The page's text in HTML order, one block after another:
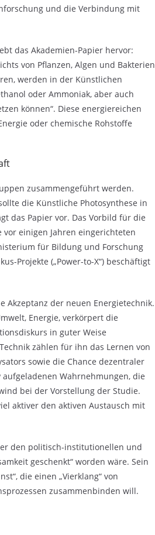
und die Verbindung mit
das Akademien-Papier hervor:
von Pflanzen, Algen und Bakterien
werden in der Künstlichen
oder Ammoniak, aber auch
können“. Diese energiereichen
oder chemische Rohstoffe
zusammengeführt werden.
die Künstliche Photosynthese in
das Papier vor. Das Vorbild für die
einigen Jahren eingerichteten
für Bildung und Forschung
Projekte („Power-to-X“) beschäftigt
Akzeptanz der neuen Energietechnik.
Energie, verkörpert die
in guter Weise
zählen für ihn das Lernen von
sowie die Chance dezentraler
Wahrnehmungen, die
bei der Vorstellung der Studie.
aktiver den aktiven Austausch mit
er den politisch-institutionellen und
geschenkt“ worden wäre. Sein
die einen „Vierklang“ von
zusammenbinden will.